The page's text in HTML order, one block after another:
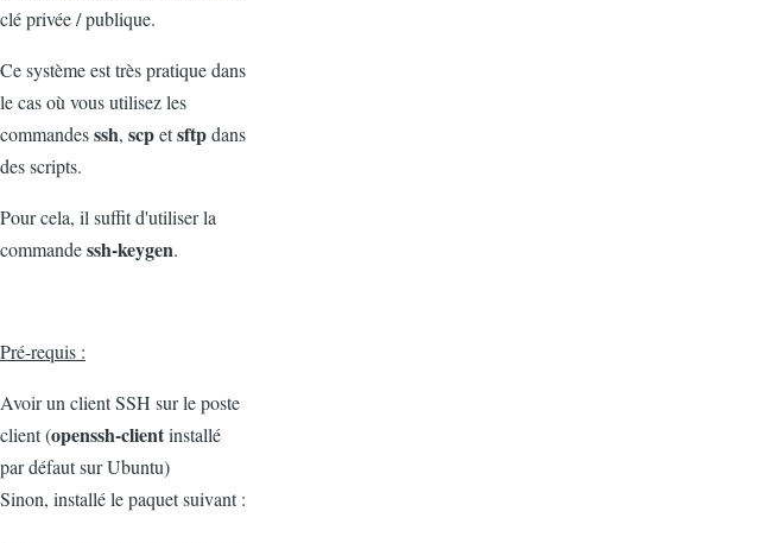
clé privée / publique.
Ce système est très pratique dans
le cas où vous utilisez les
commandesssh, scpetsftpdans
des scripts.
Pour cela, il suffit d'utiliser la
commandessh-keygen.
Pré-requis :
Avoir un client SSH sur le poste
client (openssh-clientinstallé
par défaut sur Ubuntu)
Sinon, installé le paquet suivant :